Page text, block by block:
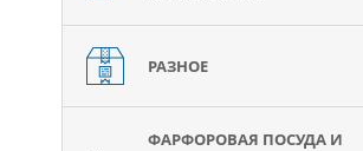
РАЗНОЕ
ФАРФОРОВАЯ ПОСУДА И